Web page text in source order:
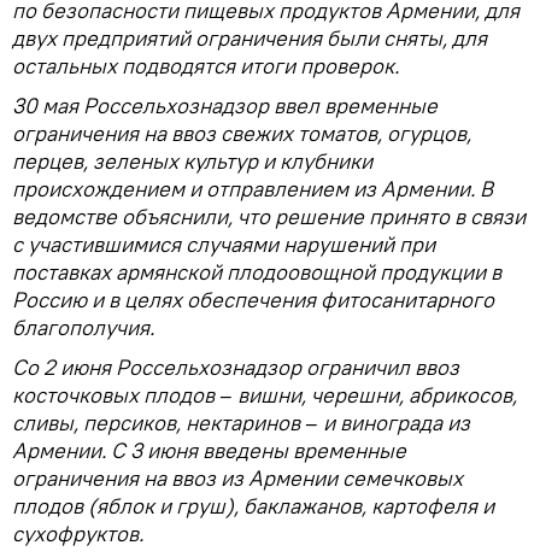
по безопасности пищевых продуктов Армении, для
двух предприятий ограничения были сняты, для
остальных подводятся итоги проверок.
30 мая Россельхознадзор ввел временные
ограничения на ввоз свежих томатов, огурцов,
перцев, зеленых культур и клубники
происхождением и отправлением из Армении. В
ведомстве объяснили, что решение принято в связи
с участившимися случаями нарушений при
поставках армянской плодоовощной продукции в
Россию и в целях обеспечения фитосанитарного
благополучия.
Со 2 июня Россельхознадзор ограничил ввоз
косточковых плодов– вишни, черешни, абрикосов,
сливы, персиков, нектаринов– и винограда из
Армении. С 3 июня введены временные
ограничения на ввоз из Армении семечковых
плодов (яблок и груш), баклажанов, картофеля и
сухофруктов.